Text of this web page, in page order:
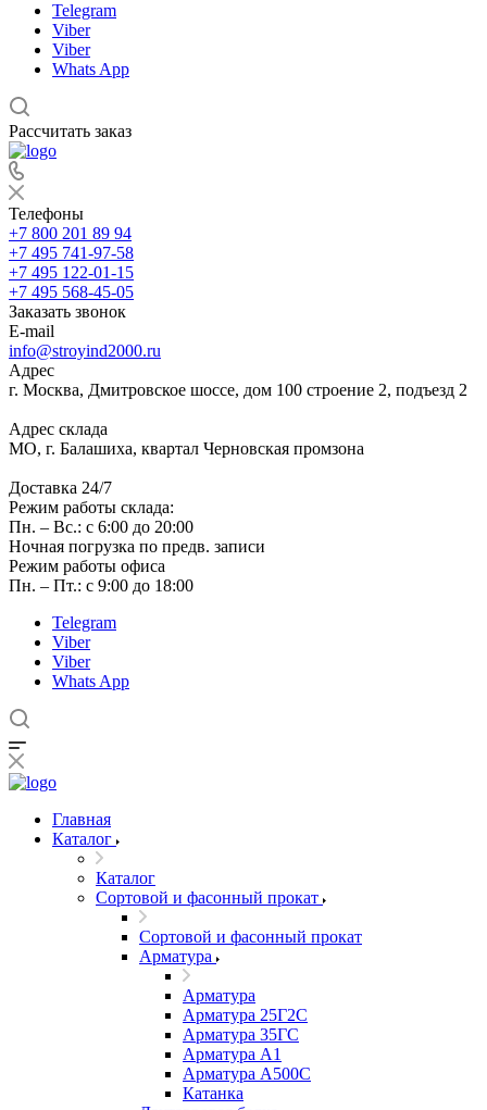
Telegram
Viber
Viber
Whats App
Рассчитать заказ
Телефоны
+7 800 201 89 94
+7 495 741-97-58
+7 495 122-01-15
+7 495 568-45-05
Заказать звонок
E-mail
info@stroyind2000.ru
Адрес
г. Москва, Дмитровское шоссе, дом 100 строение 2, подъезд 2
Адрес склада
МО, г. Балашиха, квартал Черновская промзона
Доставка 24/7
Режим работы склада:
Пн. – Вс.: с 6:00 до 20:00
Ночная погрузка по предв. записи
Режим работы офиса
Пн. – Пт.: с 9:00 до 18:00
Telegram
Viber
Viber
Whats App
Главная
Каталог
Каталог
Сортовой и фасонный прокат
Сортовой и фасонный прокат
Арматура
Арматура
Арматура 25Г2С
Арматура 35ГС
Арматура А1
Арматура А500С
Катанка